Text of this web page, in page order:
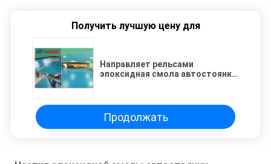
Получить лучшую цену для
Направляет рельсами
эпоксидная смола автостоянки
Продолжать